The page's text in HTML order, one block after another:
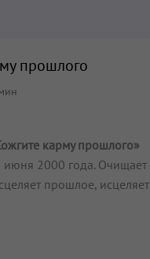
прошлого
карму прошлого»
2000 года. Очищает
прошлое, исцеляет